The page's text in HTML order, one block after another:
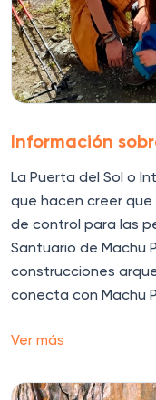
Información
La Puerta del Sol o
que hacen creer
de control para las
Santuario de Machu
construcciones
conecta con Machu
Ver más